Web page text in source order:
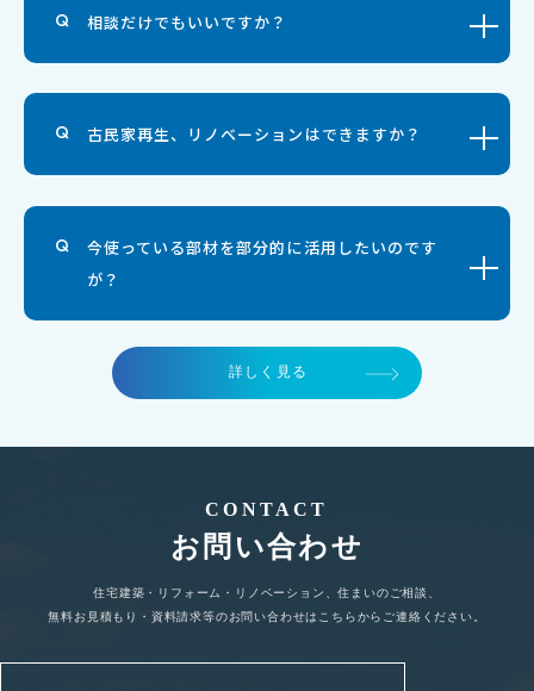
相談だけでもいいですか？
古民家再生、リノベーションはできますか？
今使っている部材を部分的に活用したいのです
が？
詳しく見る
CONTACT
お問い合わせ
住宅建築・リフォーム・リノベーション、住まいのご相談、
無料お見積もり・資料請求等のお問い合わせはこちらからご連絡ください。